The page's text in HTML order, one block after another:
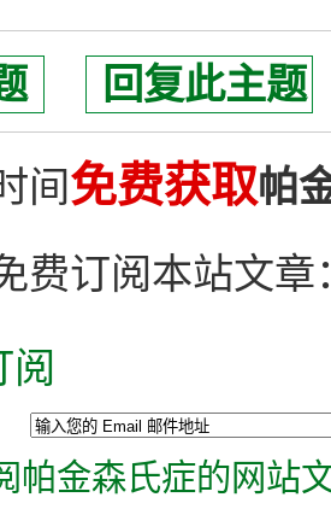
回复此主题
间免费获取帕
费订阅本站文章
阅
帕金森氏症的网站